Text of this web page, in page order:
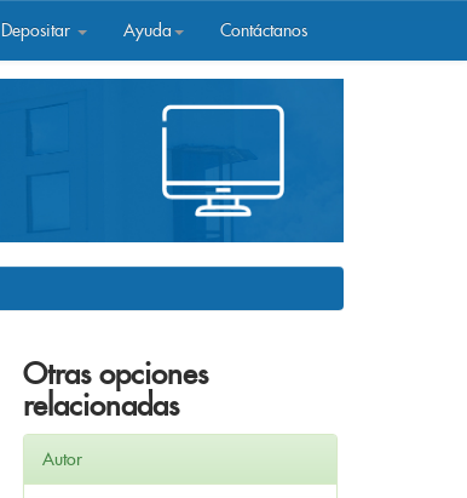
Depositar Ayuda Contáctanos
Otras opciones
relacionadas
Autor